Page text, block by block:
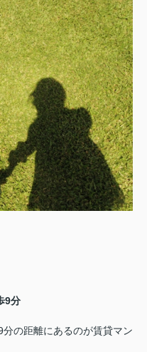
9分
分の距離にあるのが賃貸マン